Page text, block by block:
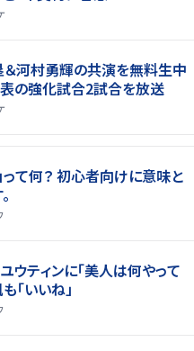
＆河村勇輝の共演を無料生中
の強化試合2試合を放送
って何？ 初心者向けに意味と
ウティンに「美人は何やって
「いいね」